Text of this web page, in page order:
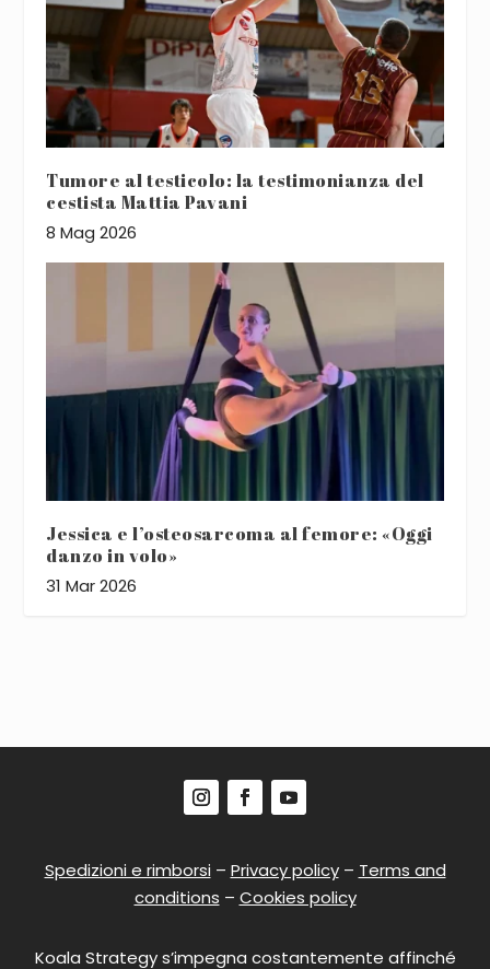
Tumore al testicolo: la testimonianza del
cestista Mattia Pavani
8 Mag 2026
Jessica e l’osteosarcoma al femore: «Oggi
danzo in volo»
31 Mar 2026
Spedizioni e rimborsi – Privacy policy– Terms and
conditions – Cookies policy
Koala Strategy s’impegna costantemente affinché